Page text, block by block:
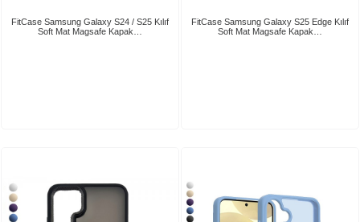
FitCase Samsung Galaxy S24 / S25 Kılıf
Soft Mat Magsafe Kapak…
FitCase Samsung Galaxy S25 Edge Kılıf
Soft Mat Magsafe Kapak…